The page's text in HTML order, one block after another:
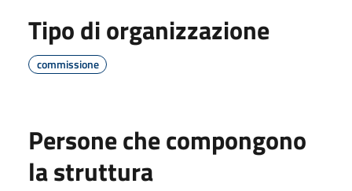
Tipo di organizzazione
commissione
Persone che compongono
la struttura